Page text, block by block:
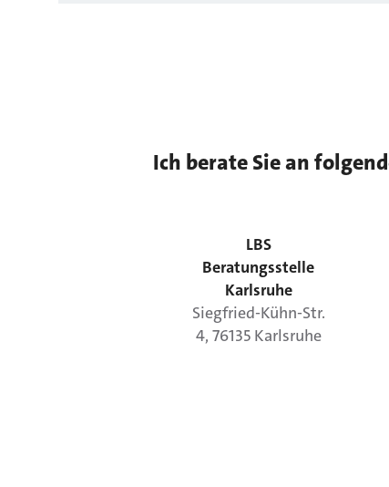
Ich berate Sie an
LBS
Beratungsstelle
Karlsruhe
Siegfried-Kühn-Str.
4, 76135 Karlsruhe